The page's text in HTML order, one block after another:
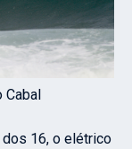
dos 16, o elétrico